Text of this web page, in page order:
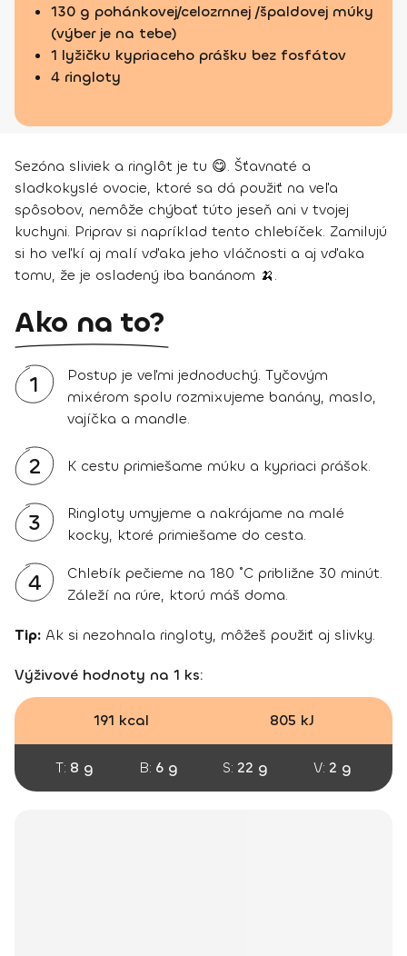
130 g pohánkovej/celozrnnej /špaldovej múky
(výber je na tebe)
1 lyžičku kypriaceho prášku bez fosfátov
4 ringloty
Sezóna sliviek a ringlôt je tu 😋. Šťavnaté a
sladkokyslé ovocie, ktoré sa dá použiť na veľa
spôsobov, nemôže chýbať túto jeseň ani v tvojej
kuchyni. Priprav si napríklad tento chlebíček. Zamilujú
si ho veľkí aj malí vďaka jeho vláčnosti a aj vďaka
tomu, že je osladený iba banánom 🍌.
Ako na to?
1
Postup je veľmi jednoduchý. Tyčovým
mixérom spolu rozmixujeme banány, maslo,
vajíčka a mandle.
2 K cestu primiešame múku a kypriaci prášok.
3
Ringloty umyjeme a nakrájame na malé
kocky, ktoré primiešame do cesta.
4
Chlebík pečieme na 180 ˚C približne 30 minút.
Záleží na rúre, ktorú máš doma.
Tip: Ak si nezohnala ringloty, môžeš použiť aj slivky.
Výživové hodnoty na 1 ks:
191 kcal 805 kJ
T: 8 g B: 6 g S: 22 g V: 2 g